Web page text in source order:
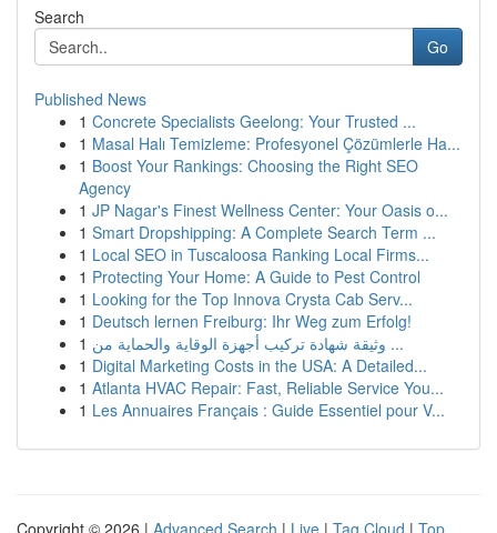
Search
Go
Published News
1 Concrete Specialists Geelong: Your Trusted ...
1 Masal Halı Temizleme: Profesyonel Çözümlerle Ha...
1 Boost Your Rankings: Choosing the Right SEO
Agency
1 JP Nagar's Finest Wellness Center: Your Oasis o...
1 Smart Dropshipping: A Complete Search Term ...
1 Local SEO in Tuscaloosa Ranking Local Firms...
1 Protecting Your Home: A Guide to Pest Control
1 Looking for the Top Innova Crysta Cab Serv...
1 Deutsch lernen Freiburg: Ihr Weg zum Erfolg!
1
وثيقة شهادة تركيب أجهزة الوقاية والحماية من ...
1 Digital Marketing Costs in the USA: A Detailed...
1 Atlanta HVAC Repair: Fast, Reliable Service You...
1 Les Annuaires Français : Guide Essentiel pour V...
Copyright © 2026 | Advanced Search | Live | Tag Cloud | Top